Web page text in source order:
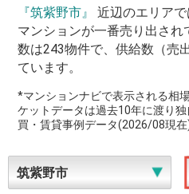
『筑紫野市』
近辺のエリア
マンションが一番売り出さ
数は243物件で、供給数（売
ています。
*マンションナビで表示される相
ケットデータは過去10年に渡り
買・賃貸事例データ(2026/08現在